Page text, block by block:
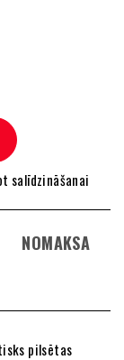
salīdzināšanai
NOMAKSA
pilsētas